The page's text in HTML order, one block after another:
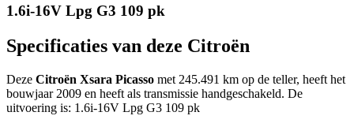
1.6i-16V Lpg G3 109 pk
Specificaties van deze Citroën
Deze Citroën Xsara Picasso met 245.491 km op de teller, heeft het
bouwjaar 2009 en heeft als transmissie handgeschakeld. De
uitvoering is: 1.6i-16V Lpg G3 109 pk